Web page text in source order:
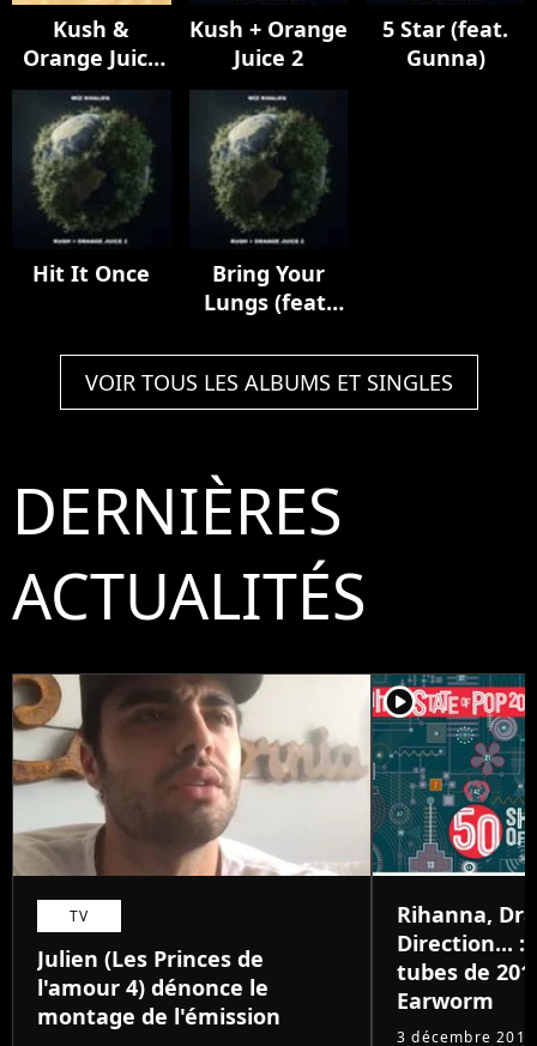
Kush &
Orange Juice
(15th
Anniversary)
Kush + Orange
Juice 2
5 Star (feat.
Gunna)
Hit It Once
Bring Your
Lungs (feat.
VOIR TOUS LES ALBUMS ET SINGLES
DERNIÈRES
ACTUALITÉS
TV
Julien (Les Princes de
l'amour 4) dénonce le
montage de l'émission
player2
Rihanna,
Direction... :
tubes de
Earworm
3 décembre 2015